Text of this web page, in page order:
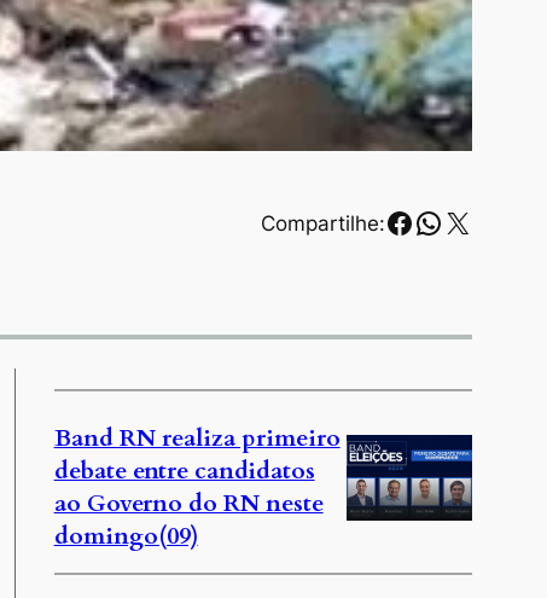
Compartilhe:Facebook
X
Band RN realiza primeiro
debate entre candidatos
ao Governo do RN neste
domingo(09)